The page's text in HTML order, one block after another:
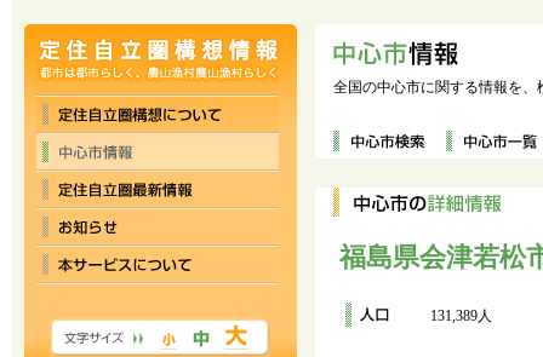
全国の中心市に関する情報を
福島県会津若松
131,389人